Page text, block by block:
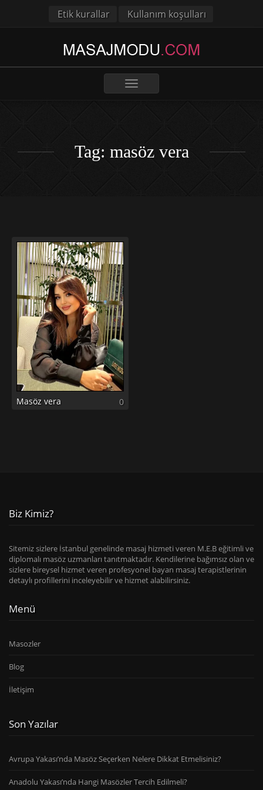
Etik kurallar Kullanım koşulları
Toggle
Tag: masöz vera
Masöz vera 0
Biz Kimiz?
Sitemiz sizlere İstanbul genelinde masaj hizmeti veren M.E.B eğitimli ve
diplomalı masöz uzmanları tanıtmaktadır. Kendilerine bağımsız olan ve
sizlere bireysel hizmet veren profesyonel bayan masaj terapistlerinin
detaylı profillerini inceleyebilir ve hizmet alabilirsiniz.
Menü
Masozler
Blog
İletişim
Son Yazılar
Avrupa Yakası’nda Masöz Seçerken Nelere Dikkat Etmelisiniz?
Anadolu Yakası’nda Hangi Masözler Tercih Edilmeli?